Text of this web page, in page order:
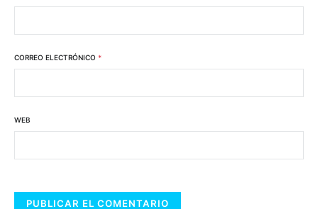
CORREO ELECTRÓNICO *
WEB